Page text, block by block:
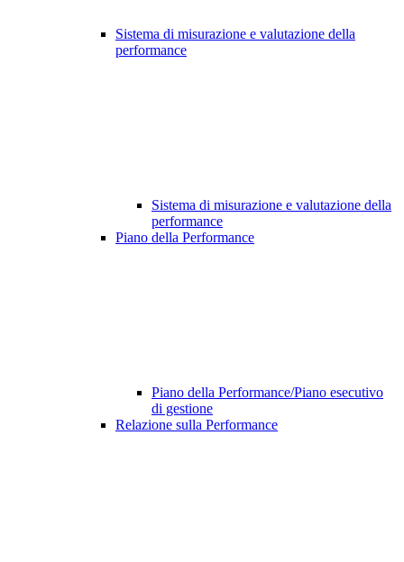
Sistema di misurazione e valutazione della
performance
Sistema di misurazione e valutazione della
performance
Piano della Performance
Piano della Performance/Piano esecutivo
di gestione
Relazione sulla Performance